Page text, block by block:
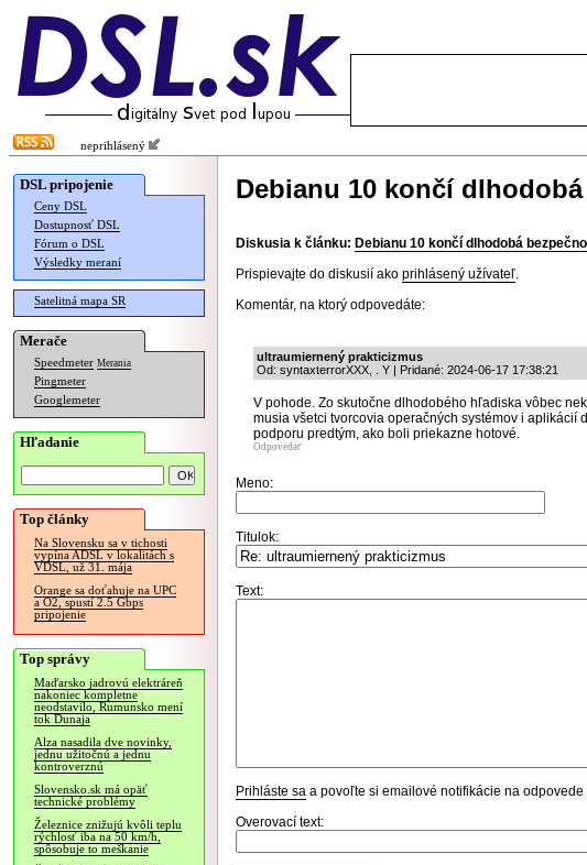
neprihlásený
DSL pripojenie
Ceny DSL
Dostupnosť DSL
Fórum o DSL
Výsledky meraní
Satelitná mapa SR
Merače
Speedmeter Merania
Pingmeter
Googlemeter
Hľadanie
Top články
Na Slovensku sa v tichosti
vypína ADSL v lokalitách s
VDSL, už 31. mája
Orange sa doťahuje na UPC
a O2, spustí 2.5 Gbps
pripojenie
Top správy
Maďarsko jadrovú elektráreň
nakoniec kompletne
neodstavilo, Rumunsko mení
tok Dunaja
Alza nasadila dve novinky,
jednu užitočnú a jednu
kontroverznú
Slovensko.sk má opäť
technické problémy
Železnice znižujú kvôli teplu
rýchlosť iba na 50 km/h,
spôsobuje to meškanie
Debianu 10 končí
Diskusia k článku: Debianu 10 končí dlhodobá
Prispievajte do diskusií ako prihlásený užívateľ.
Komentár, na ktorý odpovedáte:
ultraumiernený prakticizmus
Od: syntaxterrorXXX, . Y | Pridané: 2024-06-17 17:38:21
V pohode. Zo skutočne dlhodobého hľadiska vôbec
musia všetci tvorcovia operačných systémov i aplikácií
podporu predtým, ako boli priekazne hotové.
Odpovedať
Meno:
Titulok:
Text:
Prihláste sa a povoľte si emailové notifikácie na
Overovací text: